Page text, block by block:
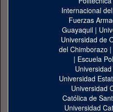
Internacional
Fuerzas
Guayaquil|
Universidad de
del Chimborazo |
| Escuela
Universidad
Universidad
Católica de
Universidad